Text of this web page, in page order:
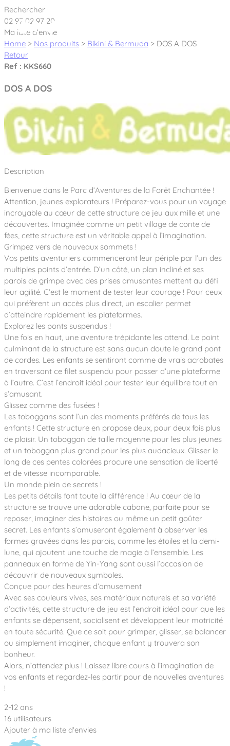
Cookies management panel
Créateur et fabricant d’aires de jeux &
Nos dernières actualités
À propos
Nos engagements
Notre partenariat avec l’association Rêves de clown
Nos Garanties
Notre concept
Notre entreprise
Notre équipe
Nous rejoindre
Aires de jeux Bikini & Bermuda®
Tous nos jeux
Jeux inclusifs
Jeux recyclés
Nos univers
Sport & Fitness Sport&Co®
Agrès fitness
Parcours de santé
Stadium Arena
Street workout
Surfpark
Équipements sportifs
Mobilier & accessoires
Mobilier urbain
Accessoires ludiques
Nos clients
Collectivités
Établissements scolaires
Architectes, Paysagistes-concepteurs
Camping et résidences de vacances
Notre expertise
Des aires intergénérationnelles de
Des aires de jeux pour tous les enfants
L’éco-conception de nos jeux
La végétalisation des cours d’école
Nos matériaux
Nos fonctions ludiques & sportives
Nos sols amortissants
Réalisations
Contact
Les questions fréquentes
Catalogues
Rechercher
02 97 02 97 20
Ma liste d’envie
Home > Nos produits > Bikini & Bermuda > DOS A DOS
Retour
Ref : KKS660
DOS A DOS
Description
Bienvenue dans le Parc d’Aventures de la Forêt Enchantée !
Attention, jeunes explorateurs ! Préparez-vous pour un voyage
incroyable au cœur de cette structure de jeu aux mille et une
découvertes. Imaginée comme un petit village de conte de
fées, cette structure est un véritable appel à l’imagination.
Grimpez vers de nouveaux sommets !
Vos petits aventuriers commenceront leur périple par l’un des
multiples points d’entrée. D’un côté, un plan incliné et ses
parois de grimpe avec des prises amusantes mettent au défi
leur agilité. C’est le moment de tester leur courage ! Pour ceux
qui préfèrent un accès plus direct, un escalier permet
d’atteindre rapidement les plateformes.
Explorez les ponts suspendus !
Une fois en haut, une aventure trépidante les attend. Le point
culminant de la structure est sans aucun doute le grand pont
de cordes. Les enfants se sentiront comme de vrais acrobates
en traversant ce filet suspendu pour passer d’une plateforme
à l’autre. C’est l’endroit idéal pour tester leur équilibre tout en
s’amusant.
Glissez comme des fusées !
Les toboggans sont l’un des moments préférés de tous les
enfants ! Cette structure en propose deux, pour deux fois plus
de plaisir. Un toboggan de taille moyenne pour les plus jeunes
et un toboggan plus grand pour les plus audacieux. Glisser le
long de ces pentes colorées procure une sensation de liberté
et de vitesse incomparable.
Un monde plein de secrets !
Les petits détails font toute la différence ! Au cœur de la
structure se trouve une adorable cabane, parfaite pour se
reposer, imaginer des histoires ou même un petit goûter
secret. Les enfants s’amuseront également à observer les
formes gravées dans les parois, comme les étoiles et la demi-
lune, qui ajoutent une touche de magie à l’ensemble. Les
panneaux en forme de Yin-Yang sont aussi l’occasion de
découvrir de nouveaux symboles.
Conçue pour des heures d’amusement
Avec ses couleurs vives, ses matériaux naturels et sa variété
d’activités, cette structure de jeu est l’endroit idéal pour que les
enfants se dépensent, socialisent et développent leur motricité
en toute sécurité. Que ce soit pour grimper, glisser, se balancer
ou simplement imaginer, chaque enfant y trouvera son
bonheur.
Alors, n’attendez plus ! Laissez libre cours à l’imagination de
vos enfants et regardez-les partir pour de nouvelles aventures
!
2-12 ans
16 utilisateurs
Ajouter à ma liste d'envies